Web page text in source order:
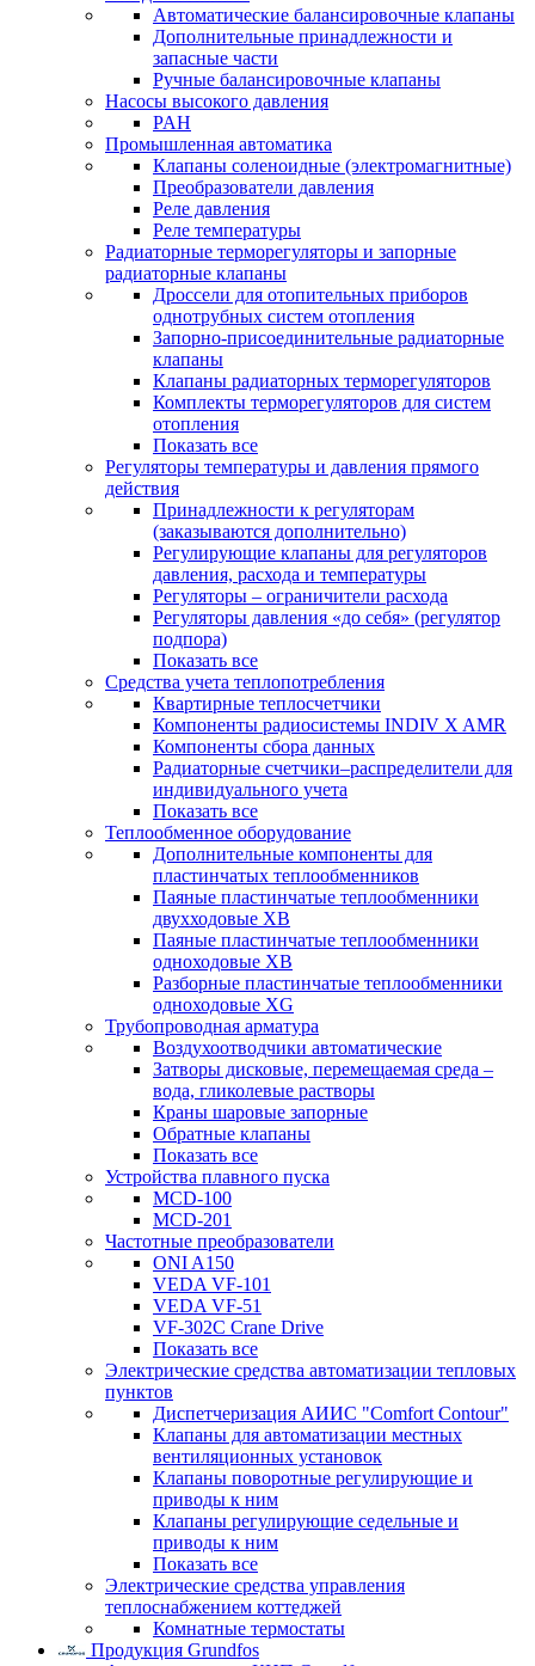
Автоматические балансировочные клапаны
Дополнительные принадлежности и
запасные части
Ручные балансировочные клапаны
Насосы высокого давления
PAH
Промышленная автоматика
Клапаны соленоидные (электромагнитные)
Преобразователи давления
Реле давления
Реле температуры
Радиаторные терморегуляторы и запорные
радиаторные клапаны
Дроссели для отопительных приборов
однотрубных систем отопления
Запорно-присоединительные радиаторные
клапаны
Клапаны радиаторных терморегуляторов
Комплекты терморегуляторов для систем
отопления
Показать все
Регуляторы температуры и давления прямого
действия
Принадлежности к регуляторам
(заказываются дополнительно)
Регулирующие клапаны для регуляторов
давления, расхода и температуры
Регуляторы – ограничители расхода
Регуляторы давления «до себя» (регулятор
подпора)
Показать все
Средства учета теплопотребления
Квартирные теплосчетчики
Компоненты радиосистемы INDIV X AMR
Компоненты сбора данных
Радиаторные счетчики–распределители для
индивидуального учета
Показать все
Теплообменное оборудование
Дополнительные компоненты для
пластинчатых теплообменников
Паяные пластинчатые теплообменники
двухходовые XB
Паяные пластинчатые теплообменники
одноходовые ХВ
Разборные пластинчатые теплообменники
одноходовые ХG
Трубопроводная арматура
Воздухоотводчики автоматические
Затворы дисковые, перемещаемая среда –
вода, гликолевые растворы
Краны шаровые запорные
Обратные клапаны
Показать все
Устройства плавного пуска
MCD-100
MCD-201
Частотные преобразователи
ONI A150
VEDA VF-101
VEDA VF-51
VF-302C Crane Drive
Показать все
Электрические средства автоматизации тепловых
пунктов
Диспетчеризация АИИС "Comfort Contour"
Клапаны для автоматизации местных
вентиляционных установок
Клапаны поворотные регулирующие и
приводы к ним
Клапаны регулирующие седельные и
приводы к ним
Показать все
Электрические средства управления
теплоснабжением коттеджей
Комнатные термостаты
Продукция Grundfos